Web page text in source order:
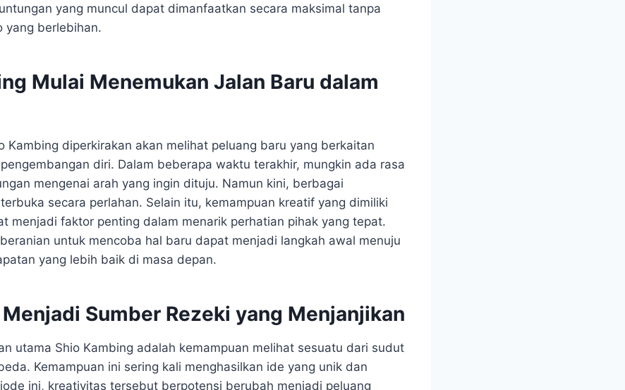
yang muncul dapat dimanfaatkan secara maksimal tanpa
yang berlebihan.
Mulai Menemukan Jalan Baru dalam
Kambing diperkirakan akan melihat peluang baru yang berkaitan
diri. Dalam beberapa waktu terakhir, mungkin ada rasa
mengenai arah yang ingin dituju. Namun kini, berbagai
secara perlahan. Selain itu, kemampuan kreatif yang dimiliki
menjadi faktor penting dalam menarik perhatian pihak yang tepat.
untuk mencoba hal baru dapat menjadi langkah awal menuju
yang lebih baik di masa depan.
Sumber Rezeki yang Menjanjikan
utama Shio Kambing adalah kemampuan melihat sesuatu dari sudut
Kemampuan ini sering kali menghasilkan ide yang unik dan
ini, kreativitas tersebut berpotensi berubah menjadi peluang